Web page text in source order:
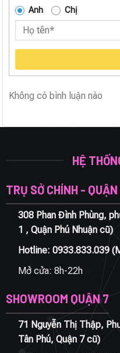
Anh Chị
Không có bình luận nào
HỆ
TRỤ SỞ CHÍNH -
308 Phan Đình Phùng,
1 , Quận Phú Nhuận cũ)
Hotline: 0933.833.039
Mở cửa: 8h-22h
SHOWROOM QUẬN 7
71 Nguyễn Thị Thập,
Tân Phú, Quận 7 cũ)